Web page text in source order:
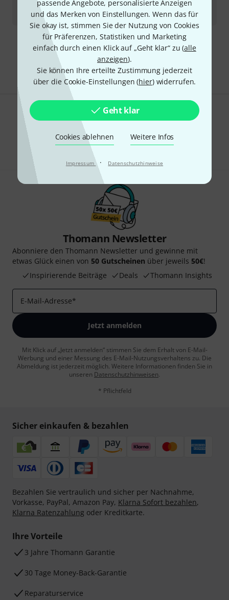
passende Angebote, personalisierte Anzeigen
und das Merken von Einstellungen. Wenn das für
Sie okay ist, stimmen Sie der Nutzung von Cookies
für Präferenzen, Statistiken und Marketing
einfach durch einen Klick auf „Geht klar“ zu (alle
anzeigen).
Sie können Ihre erteilte Zustimmung jederzeit
über die Cookie-Einstellungen (hier) widerrufen.
Geht klar
Cookies ablehnen Weitere Infos
Impressum · Datenschutzhinweise
Sofort lieferbar
675€
Kostenloser Versand ab 29 €
Alle Preise inkl. MwSt.
Gefällt Ihnen, was Sie sehen?
Teilen Hilfe & Feedback
Thomann Newsletter
Abonniere den Thomann Newsletter und gewinne mit
etwas Glück einen von 50 Gutscheinen über jeweils 50€!
Inspirierende Beiträge
Deals Thomann Insights
E-Mail-Adresse*
Jetzt anmelden
Mit Klick auf „Jetzt anmelden“ stimmen Sie dem Erhalt von E-Mail-
Werbung und einer Messung des E-Mail-Nutzungsverhaltens zu. Die
Abmeldung ist jederzeit möglich. Weitere Informationen finden Sie in
unseren Datenschutzhinweisen.
* Pflichtfeld
Sicher einkaufen & bezahlen
Bezahlen Sie vertraulich und sicher per Nachnahme,
Vorkasse, PayPal, Amazon Pay, Klarna Sofort bezahlen,
Klarna Ratenzahlung oder Kreditkarte.
Ihre Vorteile
3 Jahre Thomann Garantie
30 Tage Money-Back-Garantie
Reparaturservice